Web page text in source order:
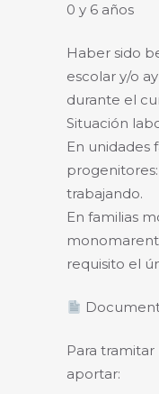
0 y 6 años
Haber sido
escolar y/o
durante el
Situación
En unidades
trabajando.
En familias
requisito el
Para tramitar
aportar: